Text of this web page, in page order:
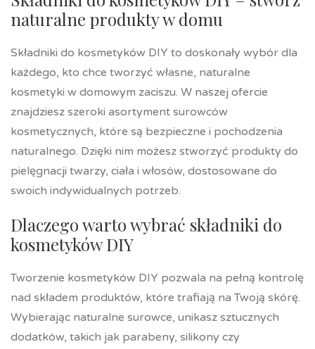
naturalne produkty w domu
Składniki do kosmetyków DIY to doskonały wybór dla
każdego, kto chce tworzyć własne, naturalne
kosmetyki w domowym zaciszu. W naszej ofercie
znajdziesz szeroki asortyment surowców
kosmetycznych, które są bezpieczne i pochodzenia
naturalnego. Dzięki nim możesz stworzyć produkty do
pielęgnacji twarzy, ciała i włosów, dostosowane do
swoich indywidualnych potrzeb.
Dlaczego warto wybrać składniki do
kosmetyków DIY
Tworzenie kosmetyków DIY pozwala na pełną kontrolę
nad składem produktów, które trafiają na Twoją skórę.
Wybierając naturalne surowce, unikasz sztucznych
dodatków, takich jak parabeny, silikony czy